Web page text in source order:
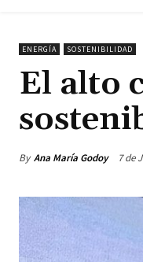
ENERGÍA SOSTENIBILIDAD
El alto
By Ana María Godoy 7 de